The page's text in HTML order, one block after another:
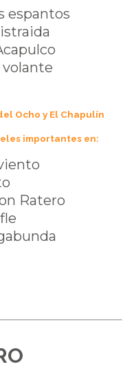
espantos
volante
Ocho y El Chapulín
importantes en:
Ratero